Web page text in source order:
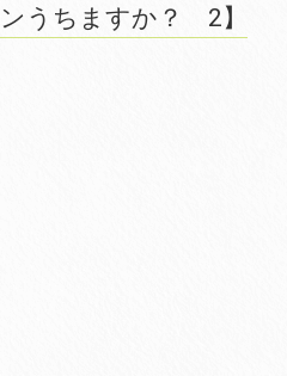
うちますか？ 2】